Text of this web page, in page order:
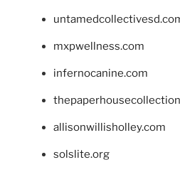
mxpwellness.com
infernocanine.com
allisonwillisholley.com
solslite.org